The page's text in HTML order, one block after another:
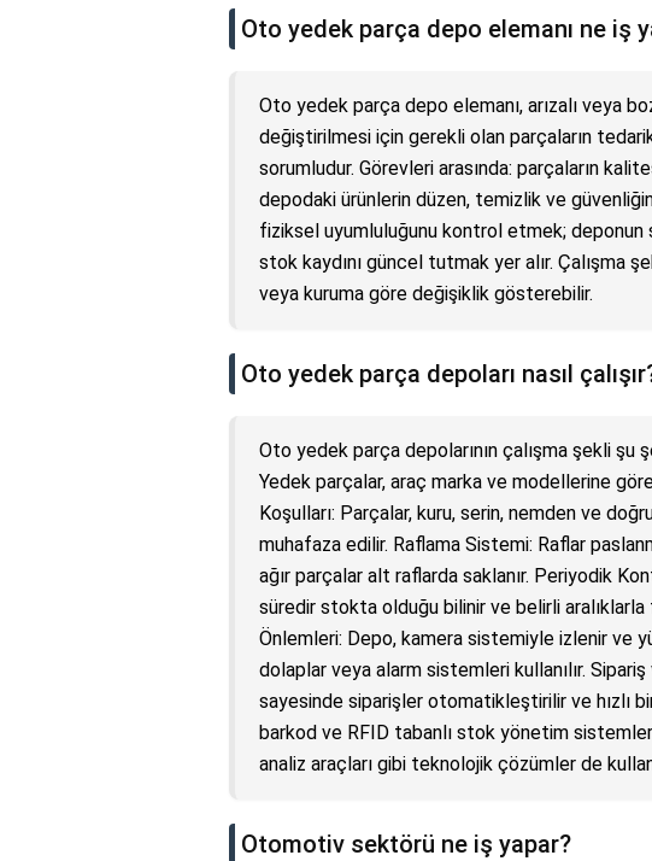
Oto yedek parça depo elemanı ne iş
Oto yedek parça depo elemanı, arızalı veya
değiştirilmesi için gerekli olan parçaların
sorumludur. Görevleri arasında: parçaların
depodaki ürünlerin düzen, temizlik ve
fiziksel uyumluluğunu kontrol etmek;
stok kaydını güncel tutmak yer alır. Çalışma
veya kuruma göre değişiklik gösterebilir.
Oto yedek parça depoları nasıl
Oto yedek parça depolarının çalışma şekli
Yedek parçalar, araç marka ve modellerine
Koşulları: Parçalar, kuru, serin, nemden ve
muhafaza edilir. Raflama Sistemi: Raflar
ağır parçalar alt raflarda saklanır. Periyodik
süredir stokta olduğu bilinir ve belirli aralıklarla
Önlemleri: Depo, kamera sistemiyle izlenir ve
dolaplar veya alarm sistemleri kullanılır.
sayesinde siparişler otomatikleştirilir ve hızlı
barkod ve RFID tabanlı stok yönetim
analiz araçları gibi teknolojik çözümler de
Otomotiv sektörü ne iş yapar?